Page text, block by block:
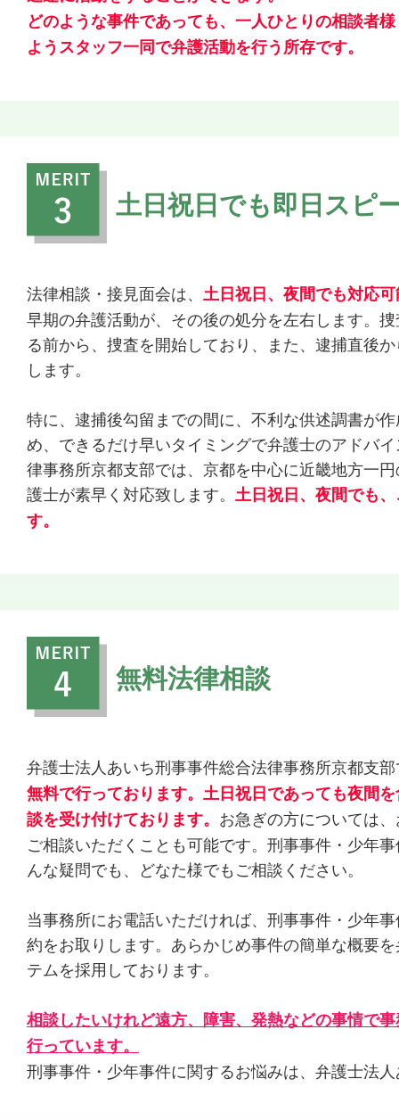
どのような事件であっても、一人ひとりの相談者
ようスタッフ一同で弁護活動を行う所存です。
土日祝日でも即日スピ
法律相談・接見面会は、 土日祝日、夜間でも対応
早期の弁護活動が、その後の処分を左右します。
る前から、捜査を開始しており、また、逮捕直後
します。
特に、逮捕後勾留までの間に、不利な供述調書が
め、できるだけ早いタイミングで弁護士のアドバ
律事務所京都支部では、京都を中心に近畿地方一
護士が素早く対応致します。 土日祝日、夜間でも
す。
無料法律相談
弁護士法人あいち刑事事件総合法律事務所京都支
無料で行っております。土日祝日であっても夜間
談を受け付けております。 お急ぎの方については
ご相談いただくことも可能です。刑事事件・少年
んな疑問でも、どなた様でもご相談ください。
当事務所にお電話いただければ、刑事事件・少年
約をお取りします。あらかじめ事件の簡単な概要
テムを採用しております。
相談したいけれど遠方、障害、発熱などの事情で
行っています。
刑事事件・少年事件に関するお悩みは、弁護士法